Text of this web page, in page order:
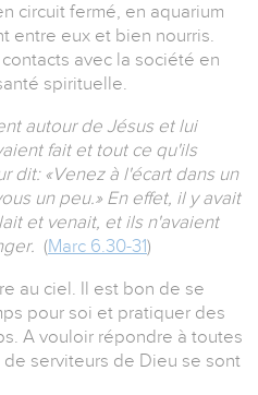
circuit fermé, en aquarium
entre eux et bien nourris.
avec la société en
spirituelle.
autour de Jésus et lui
fait et tout ce qu'ils
dit: «Venez à l'écart dans un
un peu.» En effet, il y avait
et venait, et ils n'avaient
(Marc 6.30-31)
au ciel. Il est bon de se
pour soi et pratiquer des
A vouloir répondre à toutes
serviteurs de Dieu se sont